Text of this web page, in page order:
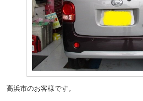
高浜市のお客様です。